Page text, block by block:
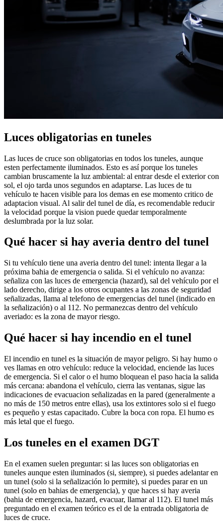
Luces obligatorias en tuneles
Las luces de cruce son obligatorias en todos los tuneles, aunque
esten perfectamente iluminados. Esto es así porque los tuneles
cambian bruscamente la luz ambiental: al entrar desde el exterior con
sol, el ojo tarda unos segundos en adaptarse. Las luces de tu
vehículo te hacen visible para los demas en ese momento critico de
adaptacion visual. Al salir del tunel de día, es recomendable reducir
la velocidad porque la vision puede quedar temporalmente
deslumbrada por la luz solar.
Qué hacer si hay averia dentro del tunel
Si tu vehículo tiene una averia dentro del tunel: intenta llegar a la
próxima bahia de emergencia o salida. Si el vehículo no avanza:
señaliza con las luces de emergencia (hazard), sal del vehículo por el
lado derecho, dirige a los otros ocupantes a las zonas de seguridad
señalizadas, llama al telefono de emergencias del tunel (indicado en
la señalización) o al 112. No permanezcas dentro del vehículo
averiado: es la zona de mayor riesgo.
Qué hacer si hay incendio en el tunel
El incendio en tunel es la situación de mayor peligro. Si hay humo o
ves llamas en otro vehículo: reduce la velocidad, enciende las luces
de emergencia. Si el calor o el humo bloquean el paso hacia la salida
más cercana: abandona el vehículo, cierra las ventanas, sigue las
indicaciones de evacuacion señalizadas en la pared (generalmente a
no más de 150 metros entre ellas), usa los extintores solo si el fuego
es pequeño y estas capacitado. Cubre la boca con ropa. El humo es
más letal que el fuego.
Los tuneles en el examen DGT
En el examen suelen preguntar: si las luces son obligatorias en
tuneles aunque esten iluminados (si, siempre), si puedes adelantar en
un tunel (solo si la señalización lo permite), si puedes parar en un
tunel (solo en bahias de emergencia), y que haces si hay averia
(bahia de emergencia, hazard, evacuar, llamar al 112). El tunel más
preguntado en el examen teórico es el de la entrada obligatoria de
luces de cruce.